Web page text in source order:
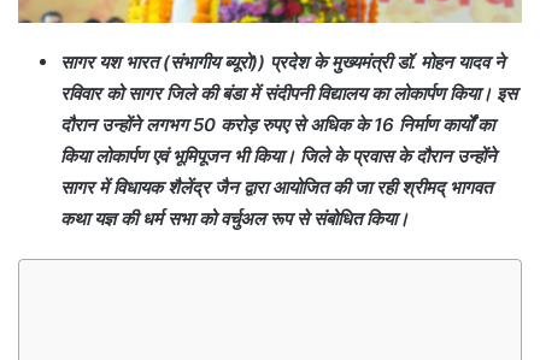
सागर यश भारत (संभागीय ब्यूरो)) प्रदेश के मुख्यमंत्री डॉ. मोहन यादव ने
रविवार को सागर जिले की बंडा में संदीपनी विद्यालय का लोकार्पण किया। इस
दौरान उन्होंने लगभग 50 करोड़ रुपए से अधिक के 16 निर्माण कार्यों का
किया लोकार्पण एवं भूमिपूजन भी किया। जिले के प्रवास के दौरान उन्होंने
सागर में विधायक शैलेंद्र जैन द्वारा आयोजित की जा रही श्रीमद् भागवत
कथा यज्ञ की धर्म सभा को वर्चुअल रूप से संबोधित किया।